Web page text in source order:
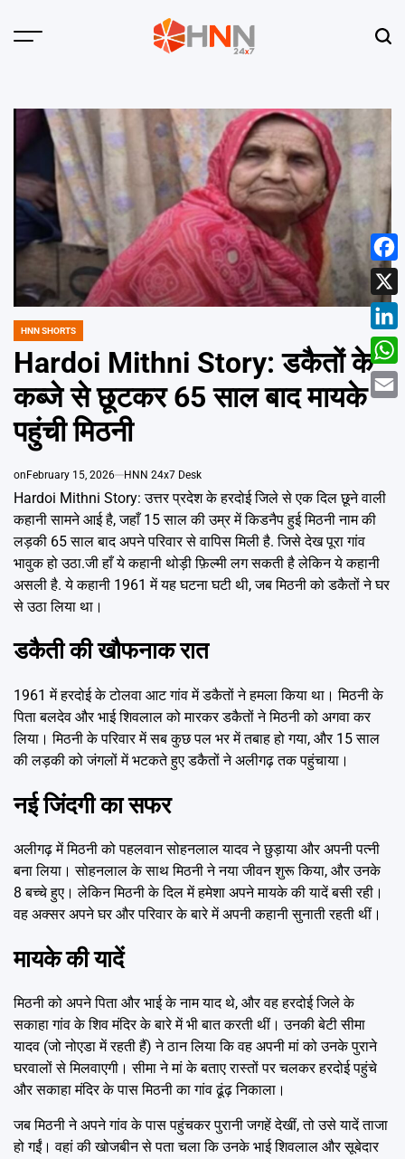
Menu
POSTED
HNN SHORTS
Hardoi Mithni Story: डकैतों के
कब्जे से छूटकर 65 साल बाद मायके
पहुंची मिठनी
onFebruary 15, 2026 HNN 24x7 Desk
Hardoi Mithni Story: उत्तर प्रदेश के हरदोई जिले से एक दिल छूने वाली
कहानी सामने आई है, जहाँ 15 साल की उम्र में किडनैप हुई मिठनी नाम की
लड़की 65 साल बाद अपने परिवार से वापिस मिली है. जिसे देख पूरा गांव
भावुक हो उठा.जी हाँ ये कहानी थोड़ी फ़िल्मी लग सकती है लेकिन ये कहानी
असली है. ये कहानी 1961 में यह घटना घटी थी, जब मिठनी को डकैतों ने घर
से उठा लिया था।
डकैती की खौफनाक रात
1961 में हरदोई के टोलवा आट गांव में डकैतों ने हमला किया था। मिठनी के
पिता बलदेव और भाई शिवलाल को मारकर डकैतों ने मिठनी को अगवा कर
लिया। मिठनी के परिवार में सब कुछ पल भर में तबाह हो गया, और 15 साल
की लड़की को जंगलों में भटकते हुए डकैतों ने अलीगढ़ तक पहुंचाया।
नई जिंदगी का सफर
अलीगढ़ में मिठनी को पहलवान सोहनलाल यादव ने छुड़ाया और अपनी पत्नी
बना लिया। सोहनलाल के साथ मिठनी ने नया जीवन शुरू किया, और उनके
8 बच्चे हुए। लेकिन मिठनी के दिल में हमेशा अपने मायके की यादें बसी रही।
वह अक्सर अपने घर और परिवार के बारे में अपनी कहानी सुनाती रहती थीं।
मायके की यादें
मिठनी को अपने पिता और भाई के नाम याद थे, और वह हरदोई जिले के
सकाहा गांव के शिव मंदिर के बारे में भी बात करती थीं। उनकी बेटी सीमा
यादव (जो नोएडा में रहती हैं) ने ठान लिया कि वह अपनी मां को उनके पुराने
घरवालों से मिलवाएगी। सीमा ने मां के बताए रास्तों पर चलकर हरदोई पहुंचे
और सकाहा मंदिर के पास मिठनी का गांव ढूंढ़ निकाला।
जब मिठनी ने अपने गांव के पास पहुंचकर पुरानी जगहें देखीं, तो उसे यादें ताजा
हो गईं। वहां की खोजबीन से पता चला कि उनके भाई शिवलाल और सूबेदार
X